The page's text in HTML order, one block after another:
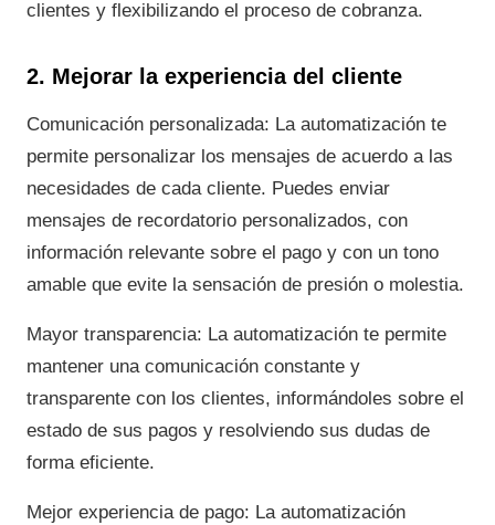
clientes y flexibilizando el proceso de cobranza.
2. Mejorar la experiencia del cliente
Comunicación personalizada: La automatización te
permite personalizar los mensajes de acuerdo a las
necesidades de cada cliente. Puedes enviar
mensajes de recordatorio personalizados, con
información relevante sobre el pago y con un tono
amable que evite la sensación de presión o molestia.
Mayor transparencia: La automatización te permite
mantener una comunicación constante y
transparente con los clientes, informándoles sobre el
estado de sus pagos y resolviendo sus dudas de
forma eficiente.
Mejor experiencia de pago: La automatización